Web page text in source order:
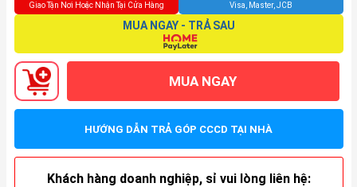
Giao Tận Nơi Hoặc Nhận Tại Cửa Hàng Visa, Master, JCB
MUA NGAY - TRẢ SAU
MUA NGAY
HƯỚNG DẪN TRẢ GÓP CCCD TẠI NHÀ
Khách hàng doanh nghiệp, sỉ vui lòng liên hệ: